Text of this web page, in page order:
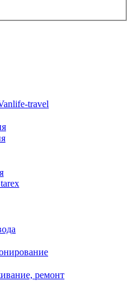
travel
ремонт